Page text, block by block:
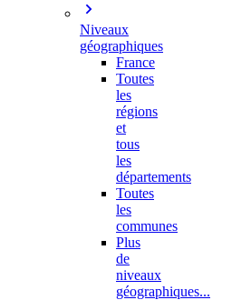
Niveaux
géographiques
France
Toutes
les
régions
et
tous
les
départements
Toutes
les
communes
Plus
de
niveaux
géographiques...